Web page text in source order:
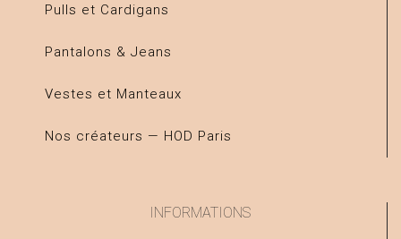
Pulls et Cardigans
Pantalons & Jeans
Vestes et Manteaux
Nos créateurs — HOD Paris
INFORMATIONS